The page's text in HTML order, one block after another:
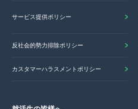
サービス提供ポリシー
反社会的勢力排除ポリシー
カスタマーハラスメントポリシー